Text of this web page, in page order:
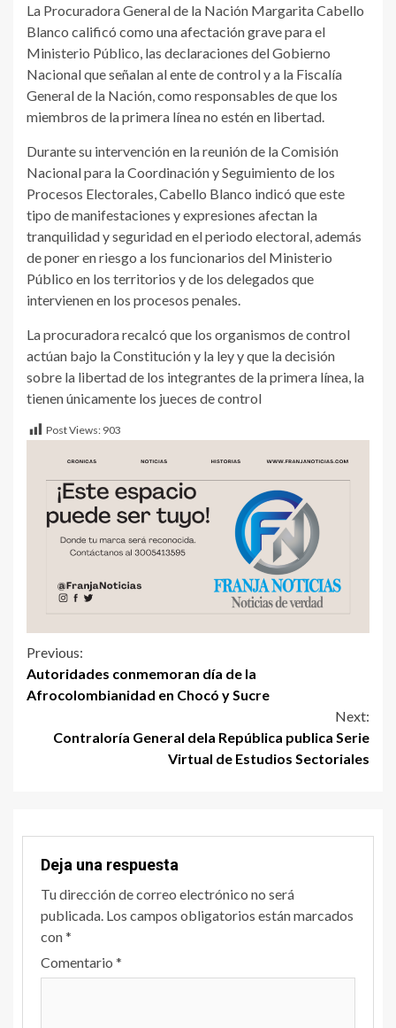
La Procuradora General de la Nación Margarita Cabello
Blanco calificó como una afectación grave para el
Ministerio Público, las declaraciones del Gobierno
Nacional que señalan al ente de control y a la Fiscalía
General de la Nación, como responsables de que los
miembros de la primera línea no estén en libertad.
Durante su intervención en la reunión de la Comisión
Nacional para la Coordinación y Seguimiento de los
Procesos Electorales, Cabello Blanco indicó que este
tipo de manifestaciones y expresiones afectan la
tranquilidad y seguridad en el periodo electoral, además
de poner en riesgo a los funcionarios del Ministerio
Público en los territorios y de los delegados que
intervienen en los procesos penales.
La procuradora recalcó que los organismos de control
actúan bajo la Constitución y la ley y que la decisión
sobre la libertad de los integrantes de la primera línea, la
tienen únicamente los jueces de control
Post Views: 903
Previous:
Autoridades conmemoran día de la
Afrocolombianidad en Chocó y Sucre
Next:
Contraloría General dela República publica Serie
Virtual de Estudios Sectoriales
Deja una respuesta
Tu dirección de correo electrónico no será
publicada. Los campos obligatorios están marcados
con*
Comentario *